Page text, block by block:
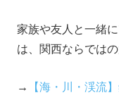
家族や友人と一緒
は、関西ならでは
→
【海・川・渓流